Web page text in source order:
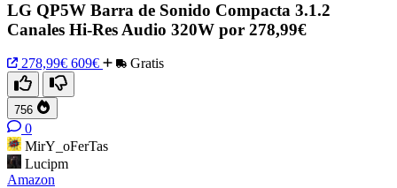
LG QP5W Barra de Sonido Compacta 3.1.2
Canales Hi-Res Audio 320W por 278,99€
278,99€ 609€ Gratis
756
0
MirY_oFerTas
Lucipm
Amazon